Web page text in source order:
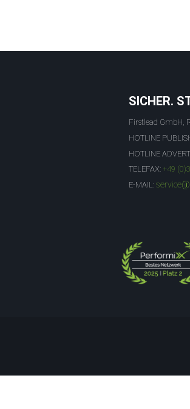
SICHER.
Firstlead GmbH,
HOTLINE
HOTLINE
TELEFAX: +49
E-MAIL: